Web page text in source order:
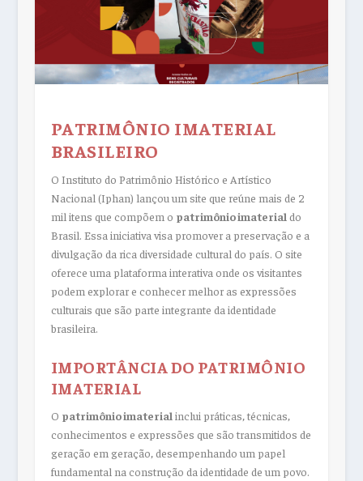
PATRIMÔNIO IMATERIAL
BRASILEIRO
O Instituto do Patrimônio Histórico e Artístico
Nacional (Iphan) lançou um site que reúne mais de 2
mil itens que compõem o patrimônio imaterial do
Brasil. Essa iniciativa visa promover a preservação e a
divulgação da rica diversidade cultural do país. O site
oferece uma plataforma interativa onde os visitantes
podem explorar e conhecer melhor as expressões
culturais que são parte integrante da identidade
brasileira.
IMPORTÂNCIA DO PATRIMÔNIO
IMATERIAL
O patrimônio imaterial inclui práticas, técnicas,
conhecimentos e expressões que são transmitidos de
geração em geração, desempenhando um papel
fundamental na construção da identidade de um povo.